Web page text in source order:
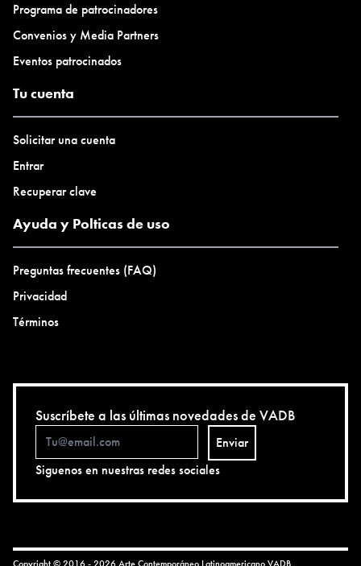
Programa de patrocinadores
Convenios y Media Partners
Eventos patrocinados
Tu cuenta
Solicitar una cuenta
Entrar
Recuperar clave
Ayuda y Polticas de uso
Preguntas frecuentes (FAQ)
Privacidad
Términos
Suscríbete a las últimas novedades de VADB
Enviar
Siguenos en nuestras redes sociales